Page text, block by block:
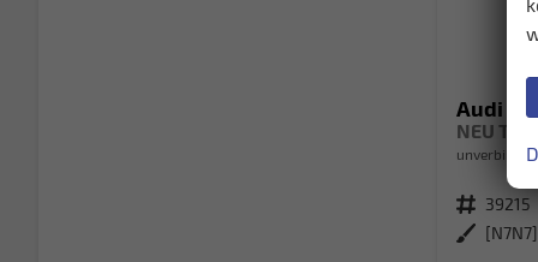
Audi Q3
NEU
Fahrzeugnr. 39215
Außenfarbe